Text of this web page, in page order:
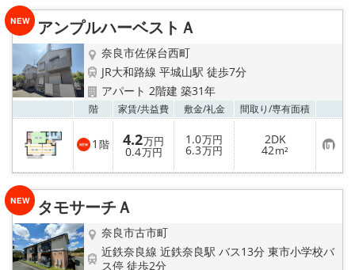
り
アンプルハーベストＡ
奈良市佐保台西町
JR大和路線 平城山駅 徒歩7分
アパート 2階建 築31年
階 家賃/共益費 敷金/礼金 間取り/専有面積
1 階 4.2万円
0.4万円
1.0万円
6.3万円
2DK
42m² お
気
に
り
タモサーチＡ
奈良市古市町
近鉄奈良線 近鉄奈良駅 バス13分 東市小学校バ
ス停 徒歩2分